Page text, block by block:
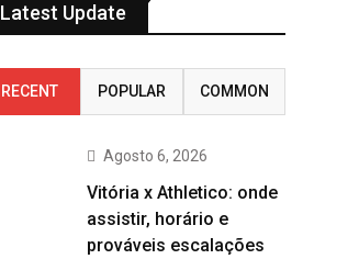
Latest Update
RECENT POPULAR COMMON
Agosto 6, 2026
Vitória x Athletico: onde
assistir, horário e
prováveis escalações